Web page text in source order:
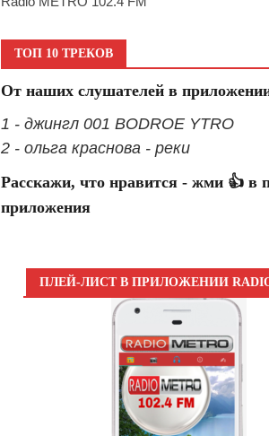
ТОП 10 ТРЕКОВ
От наших слушателей в
1 - джингл 001 BODROE YTRO
2 - ольга краснова - реки
Расскажи, что нравится - жми 👍 в
приложения
ПЛЕЙ-ЛИСТ В ПРИЛОЖЕНИИ